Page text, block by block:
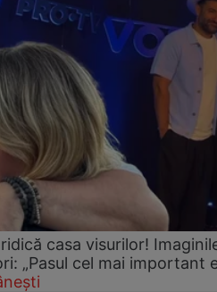
casa visurilor!
„Pasul cel mai important